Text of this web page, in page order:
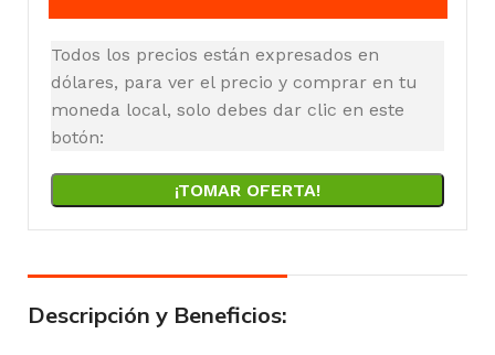
Todos los precios están expresados en
dólares, para ver el precio y comprar en tu
moneda local, solo debes dar clic en este
botón:
¡TOMAR OFERTA!
Descripción y Beneficios: